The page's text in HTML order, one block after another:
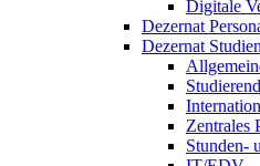
Digitale
Dezernat
Dezernat
Zentrales
Stunden-